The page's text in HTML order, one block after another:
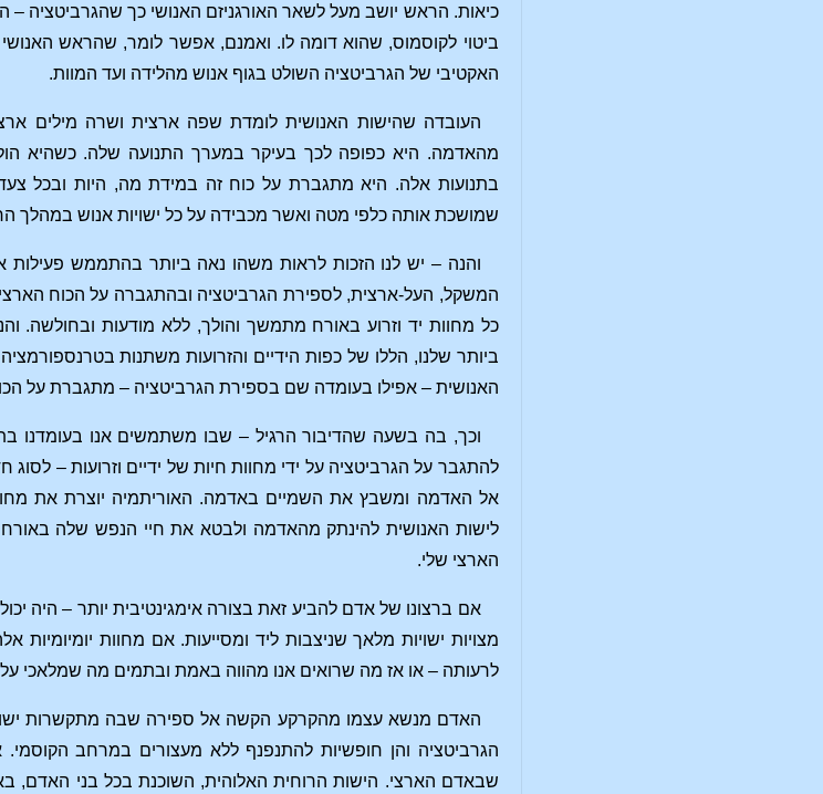
כיאות. הראש יושב מעל לשאר האורגניזם האנושי כך שהגרביטציה –
ביטוי לקוסמוס, שהוא דומה לו. ואמנם, אפשר לומר, שהראש
האקטיבי של הגרביטציה השולט בגוף אנוש מהלידה ועד המוות.
העובדה שהישות האנושית לומדת שפה ארצית ושרה מילים
מהאדמה. היא כפופה לכך בעיקר במערך התנועה שלה. כשהיא
בתנועות אלה. היא מתגברת על כוח זה במידת מה, היות ובכל
שמושכת אותה כלפי מטה ואשר מכבידה על כל ישויות אנוש במהלך
והנה – יש לנו הזכות לראות משהו נאה ביותר בהתממש
המשקל, העל-ארצית, לספירת הגרביטציה ובהתגברה על הכוח
כל מחוות יד וזרוע באורח מתמשך והולך, ללא מודעות ובחולשה.
ביותר שלנו, הללו של כפות הידיים והזרועות משתנות
האנושית – אפילו בעומדה שם בספירת הגרביטציה – מתגברת על
וכך, בה בשעה שהדיבור הרגיל – שבו משתמשים אנו בעומדנו
להתגבר על הגרביטציה על ידי מחוות חיות של ידיים וזרועות –
אל האדמה ומשבץ את השמיים באדמה. האוריתמיה יוצרת את
לישות האנושית להינתק מהאדמה ולבטא את חיי הנפש שלה
הארצי שלי.
אם ברצונו של אדם להביע זאת בצורה אימגינטיבית יותר – היה
מצויות ישויות מלאך שניצבות ליד ומסייעות. אם מחוות
לרעותה – או אז מה שרואים אנו מהווה באמת ובתמים מה שמלאכי
האדם מנשא עצמו מהקרקע הקשה אל ספירה שבה מתקשרות ישויות
הגרביטציה והן חופשיות להתנפנף ללא מעצורים במרחב
שבאדם הארצי. הישות הרוחית האלוהית, השוכנת בכל בני האדם,